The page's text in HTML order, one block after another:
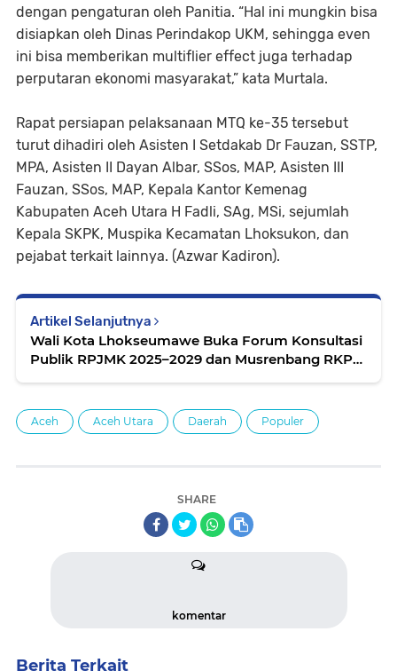
dengan pengaturan oleh Panitia. “Hal ini mungkin bisa
disiapkan oleh Dinas Perindakop UKM, sehingga even
ini bisa memberikan multiflier effect juga terhadap
perputaran ekonomi masyarakat,” kata Murtala.
Rapat persiapan pelaksanaan MTQ ke-35 tersebut
turut dihadiri oleh Asisten I Setdakab Dr Fauzan, SSTP,
MPA, Asisten II Dayan Albar, SSos, MAP, Asisten III
Fauzan, SSos, MAP, Kepala Kantor Kemenag
Kabupaten Aceh Utara H Fadli, SAg, MSi, sejumlah
Kepala SKPK, Muspika Kecamatan Lhoksukon, dan
pejabat terkait lainnya. (Azwar Kadiron).
Artikel Selanjutnya
Wali Kota Lhokseumawe Buka Forum Konsultasi
Publik RPJMK 2025–2029 dan Musrenbang RKPK
Aceh Aceh Utara Daerah Populer
SHARE
komentar
Berita Terkait